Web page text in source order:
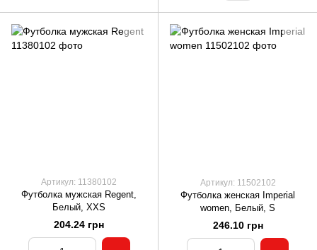
Артикул: 11380102
Футболка мужская Regent,
Белый, XXS
204.24 грн
Артикул: 11502102
Футболка женская Imperial
women, Белый, S
246.10 грн